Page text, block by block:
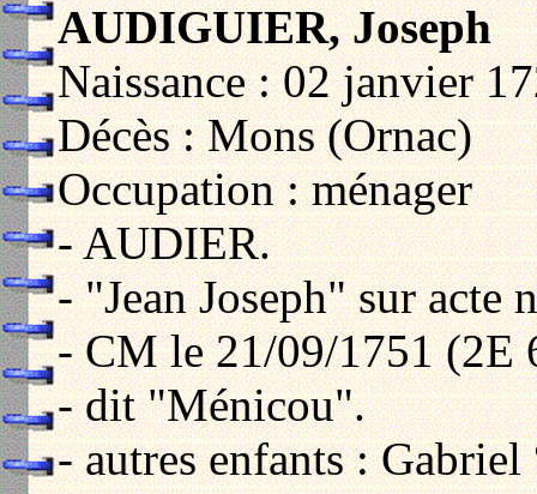
AUDIGUIER, Joseph
Naissance : 02 janvier
Décès : Mons (Ornac)
Occupation : ménager
- AUDIER.
- "Jean Joseph" sur acte
- CM le 21/09/1751 (2E
- dit "Ménicou".
- autres enfants :